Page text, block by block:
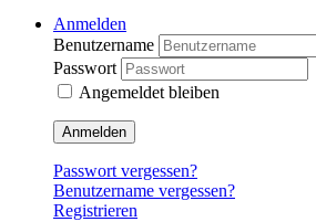
Anmelden
Benutzername
Passwort
Angemeldet bleiben
Anmelden
Passwort vergessen?
Benutzername vergessen?
Registrieren